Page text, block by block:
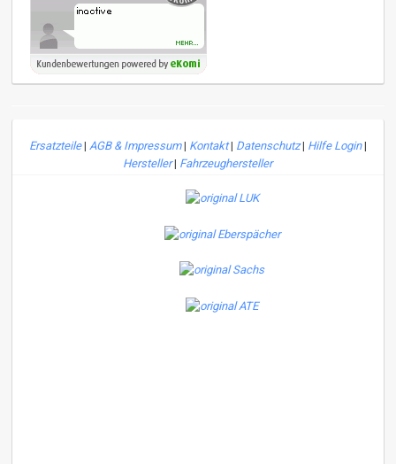
Ersatzteile| AGB & Impressum| Kontakt| Datenschutz| Hilfe Login|
Hersteller| Fahrzeughersteller